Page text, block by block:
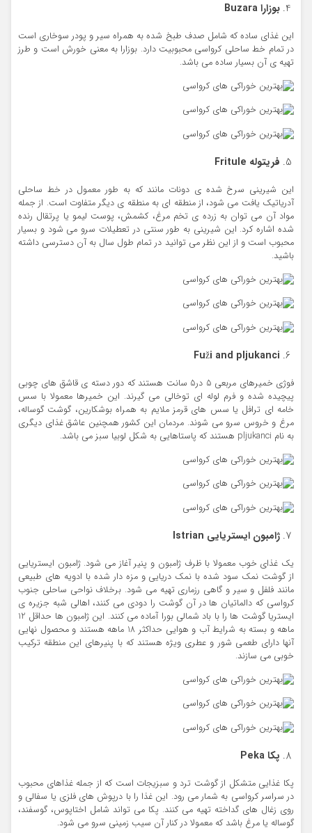
بوزاراBuzara
این غذای ساده که شامل صدف طبخ شده به همراه سیر و پودر سوخاری است
در تمام خط ساحلی کرواسی محبوبیت دارد. بوزارا به معنی خورش است و طرز
تهیه ی آن بسیار ساده می باشد.
فریتوله Fritule
این شیرینی سرخ شده ی دونات مانند که به طور معمول در خط ساحلی
آدریاتیک یافت می شود، از منطقه ای به منطقه ی دیگر متفاوت است. از جمله
مواد آن می توان به زرده ی تخم مرغ، کشمش، پوست لیمو یا پرتقال رنده
شده اشاره کرد. این شیرینی به طور سنتی در تعطیلات سرو می شود و بسیار
محبوب است و از این نظر می توانید در تمام طول سال به آن دسترسی داشته
باشید.
Fuži and pljukanci
فوژی خمیرهای مربعی 5 در5 سانت هستند که دور دسته ی قاشق های چوبی
پیچیده شده و فرم لوله ای توخالی می گیرند. این خمیرها معمولا با سس
خامه ای ترافل یا سس های قرمز ملایم به همراه بوشکارین، گوشت گوساله،
مرغ و خروس سرو می شوند. مردمان این کشور همچنین عاشق غذای دیگری
به نام pljukanci هستند که پاستاهایی به شکل لوبیا سبز می باشد.
ژامبون ایستریایی Istrian
یک غذای خوب معمولا با ظرف ژامبون و پنیر آغاز می شود. ژامبون ایستریایی
از گوشت نمک سود شده با نمک دریایی و مزه دار شده با ادویه های طبیعی
مانند فلفل و سیر و گاهی رزماری تهیه می شود. برخلاف نواحی ساحلی جنوب
کرواسی که دالماتیان ها در آن گوشت را دودی می کنند، اهالی شبه جزیره ی
ایستریا گوشت ها را با باد شمالی بورا آماده می کنند. این ژامبون ها حداقل 12
ماهه و بسته به شرایط آب و هوایی حداکثر 18 ماهه هستند و محصول نهایی
آنها دارای طعمی شور و عطری ویژه هستند که با پنیرهای این منطقه ترکیب
خوبی می سازند.
پکاPeka
پکا غذایی متشکل از گوشت ترد و سبزیجات است که از جمله غذاهای محبوب
در سراسر کرواسی به شمار می رود. این غذا را با درپوش های فلزی یا سفالی و
روی زغال های گداخته تهیه می کنند. پکا می تواند شامل اختاپوس، گوسفند،
گوساله یا مرغ باشد که معمولا در کنار آن سیب زمینی سرو می شود.